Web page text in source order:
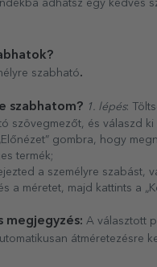
adhatsz egy kedves
szabható.
szabhatom? 1. lépés:
szövegmezőt, és válaszd ki
gombra, hogy
termék;
a személyre szabást,
a méretet, majd kattints a
megjegyzés: A választott
átméretezésre